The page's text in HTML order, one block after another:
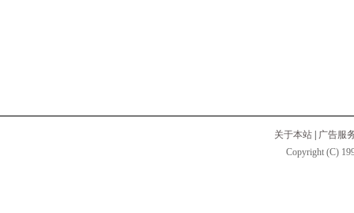
关于本站
广告服
Copyright (C)